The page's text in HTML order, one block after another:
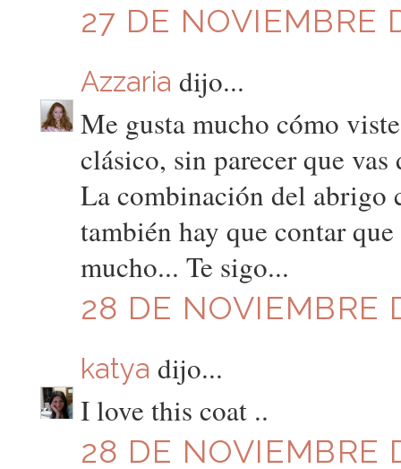
27 DE NOVIEMBRE
Azzaria dijo...
Me gusta mucho cómo
clásico, sin parecer que
La combinación del abrigo
también hay que contar
mucho... Te sigo...
28 DE NOVIEMBRE
katya dijo...
I love this coat ..
28 DE NOVIEMBRE